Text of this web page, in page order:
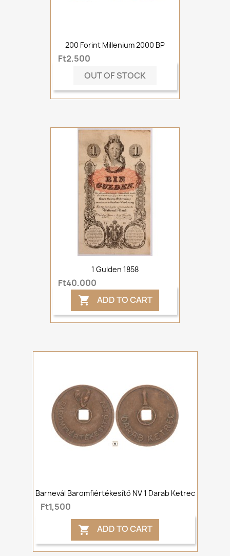
200 Forint Millenium 2000 BP
Ft2,500
OUT OF STOCK
1 Gulden 1858
Ft40,000
 ADD TO CART
Barnevál Baromfiértékesítő NV 1 Darab Ketrec
Ft1,500
 ADD TO CART